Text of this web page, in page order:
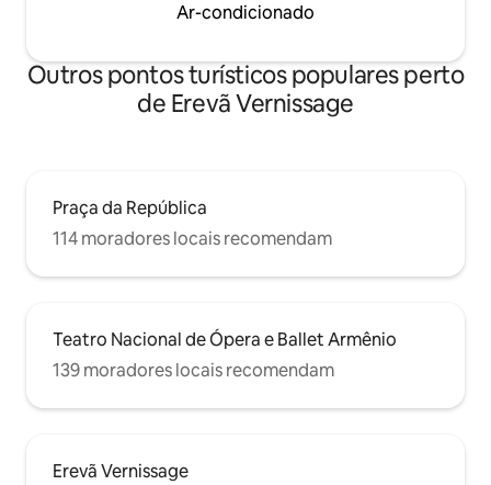
Ar-condicionado
Outros pontos turísticos populares perto
de Erevã Vernissage
Praça da República
114 moradores locais recomendam
Teatro Nacional de Ópera e Ballet Armênio
139 moradores locais recomendam
Erevã Vernissage